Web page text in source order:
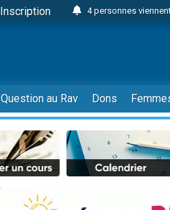
Inscription
4 personnes
Odaya vient de
3 personnes
3 personnes
13 personnes
2 personnes
30 personnes
Il reste 49
Question au Rav Dons